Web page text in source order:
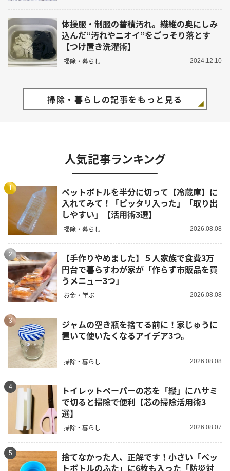
体操服・制服の蓄積汚れ。繊維の奥にしみ
込んだ“汚れやニオイ”をごっそり落とす
【つけ置き洗濯術】
掃除・暮らし 2024.12.10
掃除・暮らしの記事をもっと見る
人気記事ランキング
1
ペットボトルを半分に切って【冷蔵庫】に
入れてみて！「ピッタリ入った」「取り出
しやすい」【活用術3選】
掃除・暮らし 2026.08.08
2
【手作りやめました】５人家族で食費3万
円台で暮らすわが家が「作らず市販品を買
うメニュー3つ」
お金・学ぶ 2026.08.08
3
ジャムの空き瓶を捨てる前に！家じゅうに
置いて使いたくなるアイデア3つ。
掃除・暮らし 2026.08.08
4
トイレットペーパーの芯を「縦」にハサミ
で切ると掃除で便利【芯の掃除活用術3
選】
掃除・暮らし 2026.08.07
5
捨てなかった人、正解です！小さい「ペッ
トボトルのふた」に6枚も入った「防災対